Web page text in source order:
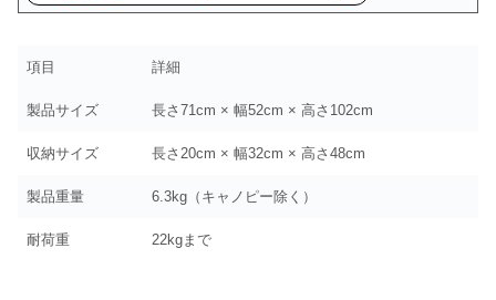
項目 詳細
製品サイズ 長さ71cm × 幅52cm × 高さ102cm
収納サイズ 長さ20cm × 幅32cm × 高さ48cm
製品重量 6.3kg（キャノピー除く）
耐荷重 22kgまで